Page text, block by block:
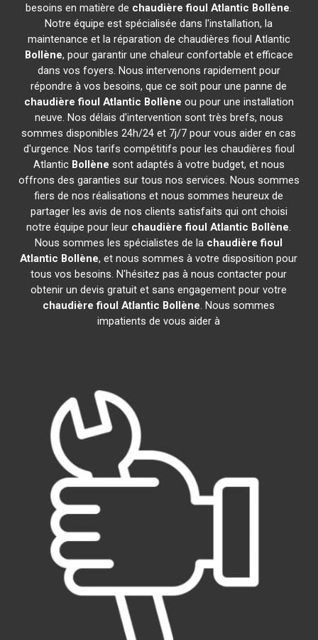
besoins en matière de chaudière fioul Atlantic Bollène.
Notre équipe est spécialisée dans l'installation, la
maintenance et la réparation de chaudières fioul Atlantic
Bollène, pour garantir une chaleur confortable et efficace
dans vos foyers. Nous intervenons rapidement pour
répondre à vos besoins, que ce soit pour une panne de
chaudière fioul Atlantic Bollène ou pour une installation
neuve. Nos délais d'intervention sont très brefs, nous
sommes disponibles 24h/24 et 7j/7 pour vous aider en cas
d'urgence. Nos tarifs compétitifs pour les chaudières fioul
Atlantic Bollène sont adaptés à votre budget, et nous
offrons des garanties sur tous nos services. Nous sommes
fiers de nos réalisations et nous sommes heureux de
partager les avis de nos clients satisfaits qui ont choisi
notre équipe pour leur chaudière fioul Atlantic Bollène.
Nous sommes les spécialistes de la chaudière fioul
Atlantic Bollène, et nous sommes à votre disposition pour
tous vos besoins. N'hésitez pas à nous contacter pour
obtenir un devis gratuit et sans engagement pour votre
chaudière fioul Atlantic Bollène. Nous sommes
impatients de vous aider à